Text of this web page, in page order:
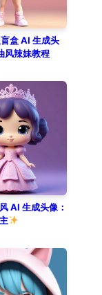
a
盒 AI 生成头
风辣妹教程
AI 生成头像：